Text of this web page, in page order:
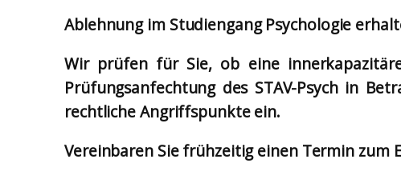
Ablehnung im Studiengang Psychologie
Wir prüfen für Sie, ob eine
Prüfungsanfechtung des STAV-Psych in
rechtliche Angriffspunkte ein.
Vereinbaren Sie frühzeitig einen Termin zum